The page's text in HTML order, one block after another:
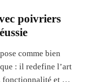
poivriers
comme bien
: il redefine l’art
fonctionnalité et …